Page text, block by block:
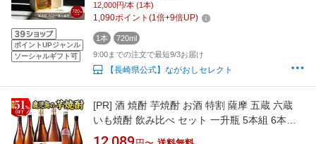
ポイントUPジャンル
ソーシャルギフト可
12,000円/本 (1本)
1,090ポイント (1倍+9倍UP)
1本
720ml
9:00までの注文で最短9/3お届け
【長崎県公式】ながおしセレクト
[PR] 酒 焼酎 芋焼酎 お酒 特割 薩摩 五蔵 六蔵
いも焼酎 飲み比べ セット 一升瓶 5本組 6本組
1800ml お中元 敬老の日 父の日 ギフト プレゼ